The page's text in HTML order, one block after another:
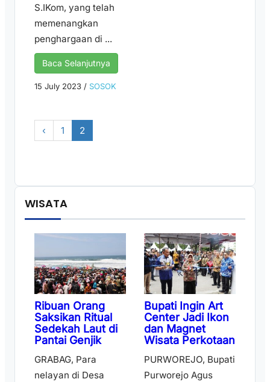
S.IKom, yang telah
memenangkan
penghargaan di ...
Baca Selanjutnya
15 July 2023 / SOSOK
‹ 1 2
WISATA
Ribuan Orang
Saksikan Ritual
Sedekah Laut di
Pantai Genjik
GRABAG, Para
nelayan di Desa
Bupati Ingin Art
Center Jadi Ikon
dan Magnet
Wisata Perkotaan
PURWOREJO, Bupati
Purworejo Agus